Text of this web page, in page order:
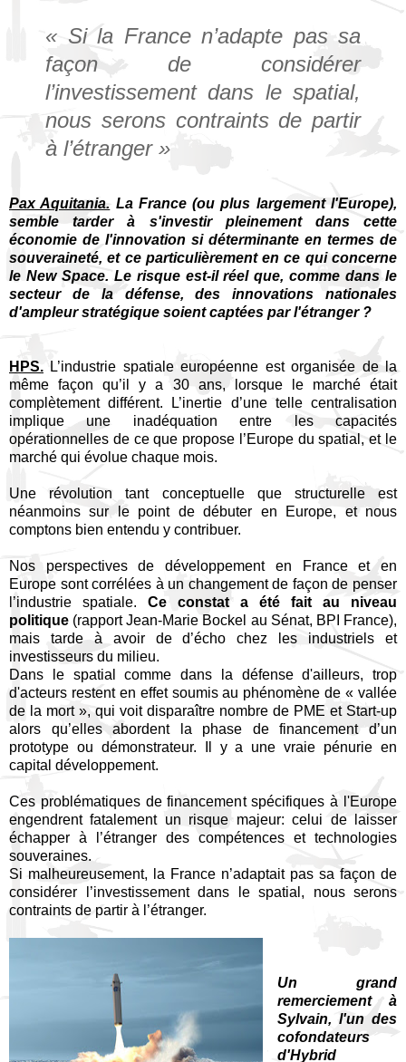
« Si la France n’adapte pas sa
façon de considérer
l’investissement dans le spatial,
nous serons contraints de partir
à l’étranger »
Pax Aquitania. La France (ou plus largement l'Europe),
semble tarder à s'investir pleinement dans cette
économie de l'innovation si déterminante en termes de
souveraineté, et ce particulièrement en ce qui concerne
le New Space. Le risque est-il réel que, comme dans le
secteur de la défense, des innovations nationales
d'ampleur stratégique soient captées par l'étranger ?
HPS. L’industrie spatiale européenne est organisée de la
même façon qu’il y a 30 ans, lorsque le marché était
complètement différent. L’inertie d’une telle centralisation
implique une inadéquation entre les capacités
opérationnelles de ce que propose l’Europe du spatial, et le
marché qui évolue chaque mois.
Une révolution tant conceptuelle que structurelle est
néanmoins sur le point de débuter en Europe, et nous
comptons bien entendu y contribuer.
Nos perspectives de développement en France et en
Europe sont corrélées à un changement de façon de penser
l’industrie spatiale. Ce constat a été fait au niveau
politique (rapport Jean-Marie Bockel au Sénat, BPI France),
mais tarde à avoir de d’écho chez les industriels et
investisseurs du milieu.
Dans le spatial comme dans la défense d'ailleurs, trop
d'acteurs restent en effet soumis au phénomène de « vallée
de la mort », qui voit disparaître nombre de PME et Start-up
alors qu’elles abordent la phase de financement d’un
prototype ou démonstrateur. Il y a une vraie pénurie en
capital développement.
Ces problématiques de financement spécifiques à l'Europe
engendrent fatalement un risque majeur: celui de laisser
échapper à l’étranger des compétences et technologies
souveraines.
Si malheureusement, la France n’adaptait pas sa façon de
considérer l’investissement dans le spatial, nous serons
contraints de partir à l’étranger.
Un grand
remerciement à
Sylvain, l'un des
cofondateurs
d'Hybrid